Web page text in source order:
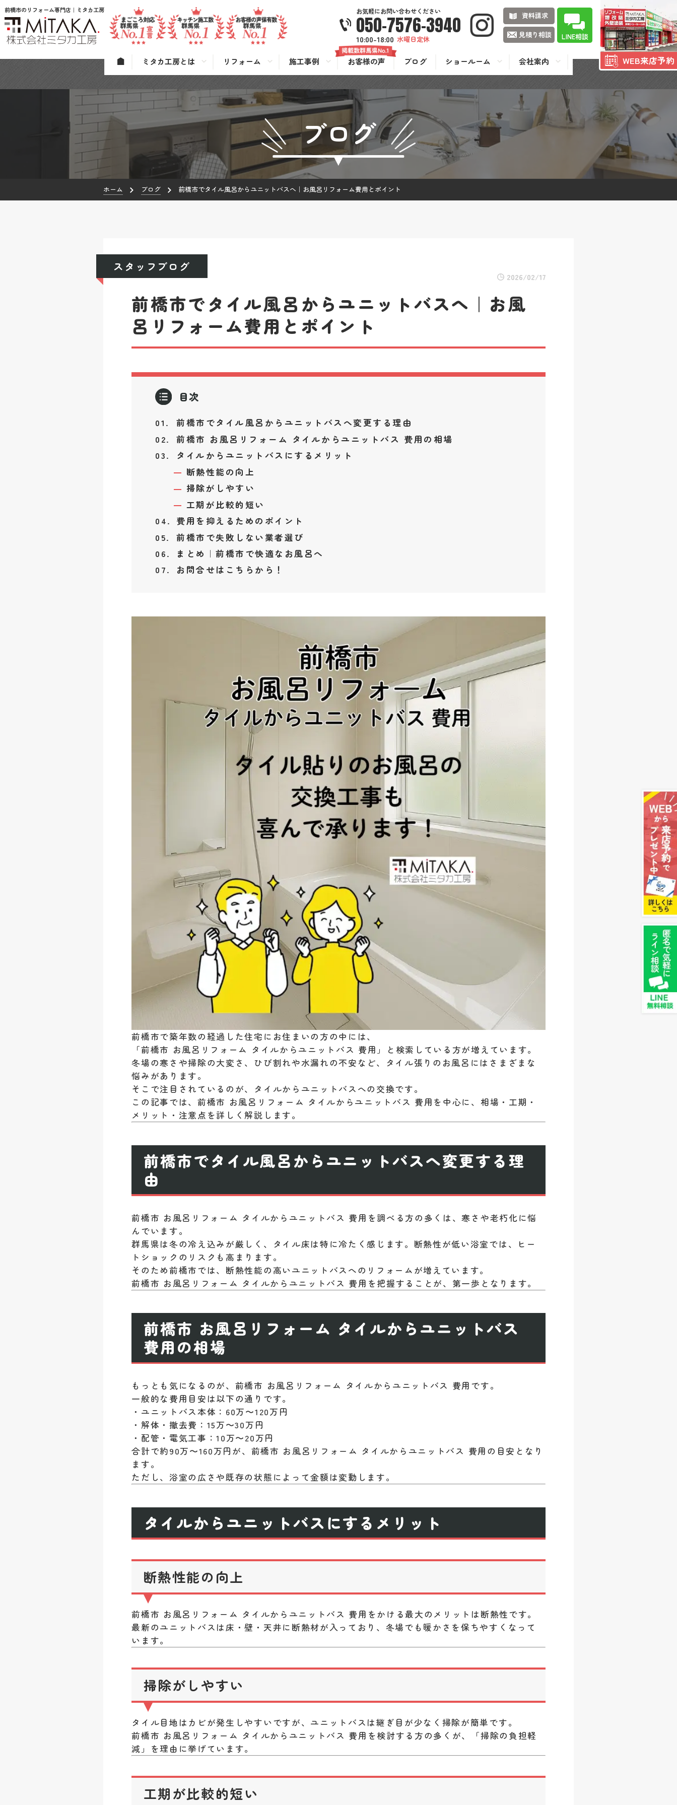
前橋市のリフォーム専門店｜ミタカ工房 お気軽にお問い合わせください
050-7576-3940
10:00-18:00 水曜日定休
資料請求
見積り相談
LINE相談
WEB来店予約
ミタカ工房とは リフォーム 施工事例 お客様の声 ブログ ショールーム 会社案内
ブログ
ホーム ブログ 前橋市でタイル風呂からユニットバスへ｜お風呂リフォーム費用とポイント
スタッフブログ
2026/02/17
前橋市でタイル風呂からユニットバスへ｜お風
呂リフォーム費用とポイント
目次
前橋市でタイル風呂からユニットバスへ変更する理由
前橋市 お風呂リフォーム タイルからユニットバス 費用の相場
タイルからユニットバスにするメリット
断熱性能の向上
掃除がしやすい
工期が比較的短い
費用を抑えるためのポイント
前橋市で失敗しない業者選び
まとめ｜前橋市で快適なお風呂へ
お問合せはこちらから！
前橋市で築年数の経過した住宅にお住まいの方の中には、
「前橋市 お風呂リフォーム タイルからユニットバス 費用」と検索している方が増えています。
冬場の寒さや掃除の大変さ、ひび割れや水漏れの不安など、タイル張りのお風呂にはさまざまな
悩みがあります。
そこで注目されているのが、タイルからユニットバスへの交換です。
この記事では、前橋市 お風呂リフォーム タイルからユニットバス 費用を中心に、相場・工期・
メリット・注意点を詳しく解説します。
前橋市でタイル風呂からユニットバスへ変更する理
由
前橋市 お風呂リフォーム タイルからユニットバス 費用を調べる方の多くは、寒さや老朽化に悩
んでいます。
群馬県は冬の冷え込みが厳しく、タイル床は特に冷たく感じます。断熱性が低い浴室では、ヒー
トショックのリスクも高まります。
そのため前橋市では、断熱性能の高いユニットバスへのリフォームが増えています。
前橋市 お風呂リフォーム タイルからユニットバス 費用を把握することが、第一歩となります。
前橋市 お風呂リフォーム タイルからユニットバス
費用の相場
もっとも気になるのが、前橋市 お風呂リフォーム タイルからユニットバス 費用です。
一般的な費用目安は以下の通りです。
・ユニットバス本体：60万〜120万円
・解体・撤去費：15万〜30万円
・配管・電気工事：10万〜20万円
合計で約90万〜160万円が、前橋市 お風呂リフォーム タイルからユニットバス 費用の目安となり
ます。
ただし、浴室の広さや既存の状態によって金額は変動します。
タイルからユニットバスにするメリット
断熱性能の向上
前橋市 お風呂リフォーム タイルからユニットバス 費用をかける最大のメリットは断熱性です。
最新のユニットバスは床・壁・天井に断熱材が入っており、冬場でも暖かさを保ちやすくなって
います。
掃除がしやすい
タイル目地はカビが発生しやすいですが、ユニットバスは継ぎ目が少なく掃除が簡単です。
前橋市 お風呂リフォーム タイルからユニットバス 費用を検討する方の多くが、「掃除の負担軽
減」を理由に挙げています。
工期が比較的短い